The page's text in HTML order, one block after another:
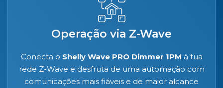
Operação via Z-Wave
Conecta o Shelly Wave PRO Dimmer 1PM à tua
rede Z-Wave e desfruta de uma automação com
comunicações mais fiáveis e de maior alcance